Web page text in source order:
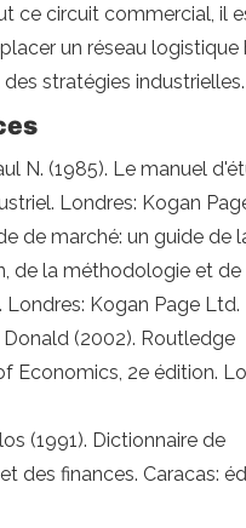
ce circuit commercial, il
un réseau logistique
stratégies industrielles.
N. (1985). Le manuel
Londres: Kogan
de marché: un guide de
de la méthodologie et de
Londres: Kogan Page Ltd.
(2002). Routledge
Economics, 2e édition.
(1991). Dictionnaire de
des finances. Caracas: